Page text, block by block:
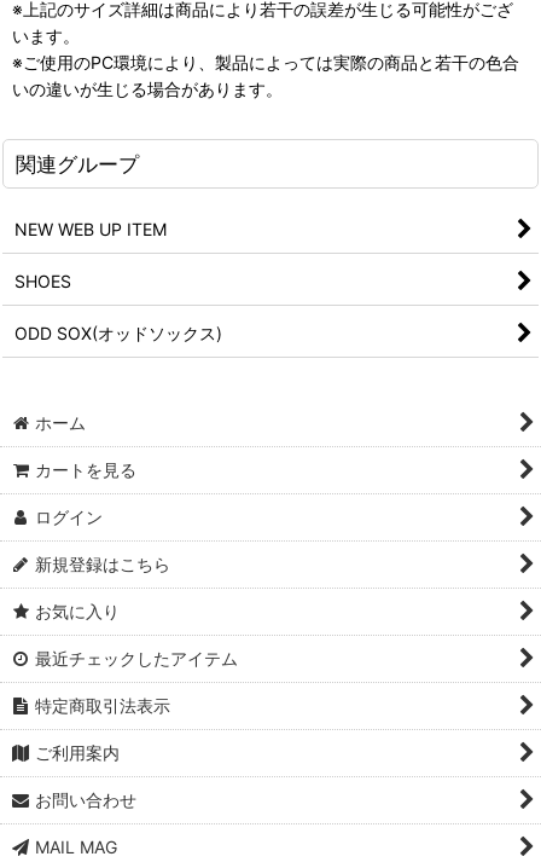
※上記のサイズ詳細は商品により若干の誤差が生じる可能性がござ
います。
※ご使用のPC環境により、製品によっては実際の商品と若干の色合
いの違いが生じる場合があります。
関連グループ
NEW WEB UP ITEM
SHOES
ODD SOX(オッドソックス)
ホーム
カートを見る
ログイン
新規登録はこちら
お気に入り
最近チェックしたアイテム
特定商取引法表示
ご利用案内
お問い合わせ
MAIL MAG